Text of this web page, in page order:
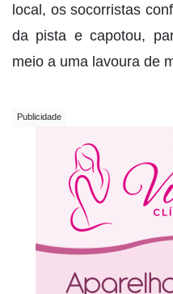
local, os socorristas
da pista e capotou,
meio a uma lavoura de